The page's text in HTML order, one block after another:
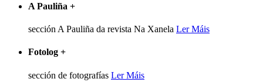
A Pauliña +
sección A Pauliña da revista Na Xanela Ler Máis
Fotolog +
sección de fotografías Ler Máis